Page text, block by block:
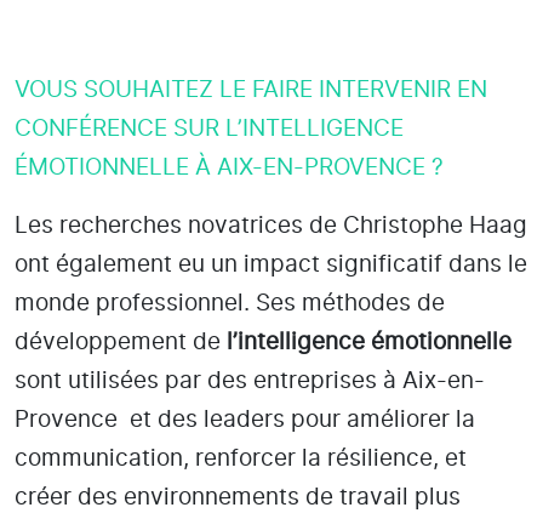
VOUS SOUHAITEZ LE FAIRE INTERVENIR EN
CONFÉRENCE SUR L’INTELLIGENCE
ÉMOTIONNELLE À AIX-EN-PROVENCE ?
Les recherches novatrices de Christophe Haag
ont également eu un impact significatif dans le
monde professionnel. Ses méthodes de
développement de l’intelligence émotionnelle
sont utilisées par des entreprises à Aix-en-
Provence
et des leaders pour améliorer la
communication, renforcer la résilience, et
créer des environnements de travail plus